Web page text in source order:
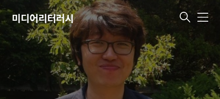
미디어리터러시 메